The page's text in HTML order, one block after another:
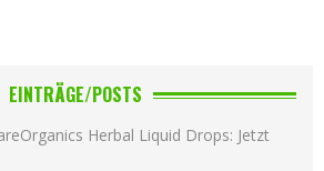
EINTRÄGE/POSTS
Herbal Liquid Drops: Jetzt